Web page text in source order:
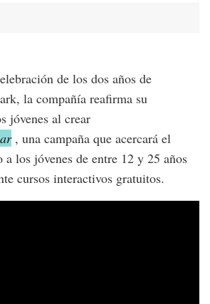
de los dos años de
la compañía reafirma su
jóvenes al crear
, una campaña que acercará el
los jóvenes de entre 12 y 25 años
cursos interactivos gratuitos.